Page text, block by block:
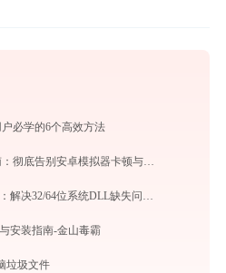
必学的6个高效方法
2026电脑玩手游巅峰指南：彻底告别安卓模拟器卡顿与捆绑，体验官方原生多端互通
amd_ags_x64.dll下载指南：解决32/64位系统DLL缺失问题 | 官方免费安全下载
安装指南-金山毒霸
垃圾文件